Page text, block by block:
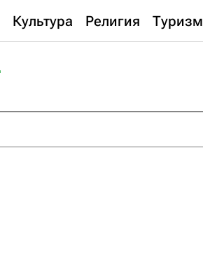
Культура Религия Туризм